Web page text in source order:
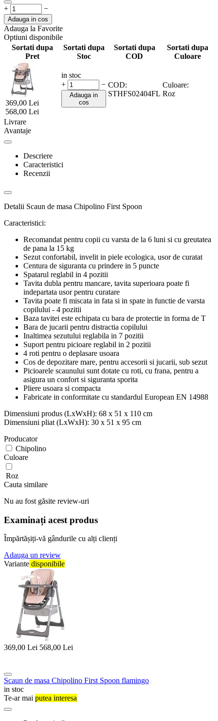
+ −
Adauga in cos
Adauga la Favorite
Optiuni disponibile
Sortati dupa
Pret
Sortati dupa
Stoc
Sortati dupa
COD
Sortati dupa
Culoare
369,00 Lei
568,00 Lei
in stoc
+
−
Adauga in
cos
COD:
STHFS02404FL
Culoare:
Roz
Livrare
Avantaje
Descriere
Caracteristici
Recenzii
Detalii Scaun de masa Chipolino First Spoon
Caracteristici:
Recomandat pentru copii cu varsta de la 6 luni si cu greutatea
de pana la 15 kg
Sezut confortabil, invelit in piele ecologica, usor de curatat
Centura de siguranta cu prindere in 5 puncte
Spatarul reglabil in 4 pozitii
Tavita dubla pentru mancare, tavita superioara poate fi
indepartata usor pentru curatare
Tavita poate fi miscata in fata si in spate in functie de varsta
copilului - 4 pozitii
Baza tavitei este echipata cu bara de protectie in forma de T
Bara de jucarii pentru distractia copilului
Inaltimea sezutului reglabila in 7 pozitii
Suport pentru picioare reglabil in 2 pozitii
4 roti pentru o deplasare usoara
Cos de depozitare mare, pentru accesorii si jucarii, sub sezut
Picioarele scaunului sunt dotate cu roti, cu frana, pentru a
asigura un confort si siguranta sporita
Pliere usoara si compacta
Fabricate in conformitate cu standardul European EN 14988
Dimensiuni produs (LxWxH): 68 x 51 x 110 cm
Dimensiuni pliat (LxWxH): 30 x 51 x 95 cm
Producator
Chipolino
Culoare
Roz
Cauta similare
Nu au fost găsite review-uri
Examinați acest produs
Împărtășiți-vă gândurile cu alți clienți
Adauga un review
Variante disponibile
369,00 Lei 568,00 Lei
Scaun de masa Chipolino First Spoon flamingo
in stoc
Te-ar mai putea interesa